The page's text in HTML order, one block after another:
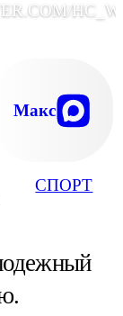
СПОРТ
Макс